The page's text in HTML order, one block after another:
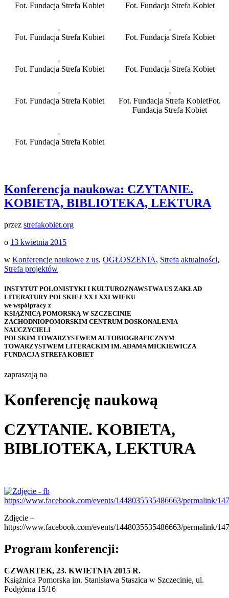
Fot. Fundacja Strefa Kobiet Fot. Fundacja Strefa Kobiet
Fot. Fundacja Strefa Kobiet Fot. Fundacja Strefa Kobiet
Fot. Fundacja Strefa Kobiet Fot. Fundacja Strefa Kobiet
Fot. Fundacja Strefa Kobiet
Fot. Fundacja Strefa KobietFot.
Fundacja Strefa Kobiet
Fot. Fundacja Strefa Kobiet
Konferencja naukowa: CZYTANIE.
KOBIETA, BIBLIOTEKA, LEKTURA
przez strefakobiet.org
o 13 kwietnia 2015
w Konferencje naukowe z us, OGŁOSZENIA, Strefa aktualności,
Strefa projektów
INSTYTUT POLONISTYKI I KULTUROZNAWSTWA US ZAKŁAD
LITERATURY POLSKIEJ XX I XXI WIEKU
we współpracy z
KSIĄŻNICĄ POMORSKĄ W SZCZECINIE
ZACHODNIOPOMORSKIM CENTRUM DOSKONALENIA
NAUCZYCIELI
POLSKIM TOWARZYSTWEM AUTOBIOGRAFICZNYM
TOWARZYSTWEM LITERACKIM IM. ADAMA MICKIEWICZA
FUNDACJĄ STREFA KOBIET
zapraszają na
Konferencję naukową
CZYTANIE. KOBIETA,
BIBLIOTEKA, LEKTURA
Zdjęcie –
https://www.facebook.com/events/1448035535486663/permalink/
Program konferencji:
CZWARTEK, 23. KWIETNIA 2015 R.
Książnica Pomorska im. Stanisława Staszica w Szczecinie, ul.
Podgórna 15/16